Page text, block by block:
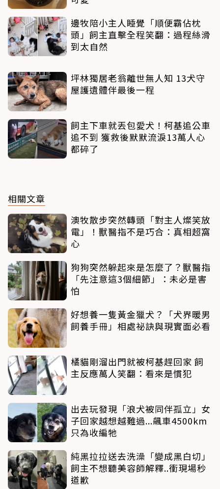
邊牧陪小主人睡覺「順便霸佔枕
頭」飼主直擊全程笑翻：過程絲滑
到太自然
坪林獨居老翁離世無人知 13犬守
屋護遺體伴最後一程
飼主下車就丟包愛犬！柯基追公車
追不到 獲救後默默流淚13萬人心
都碎了
相關文章
澳牧散步突然轉頭「對主人燦笑放
電」！獸醫指不是巧合：真相超窩
心
狗狗突然躲起來是怎麼了？獸醫指
「先注意這3個細節」：未必是害
怕
好想養一隻黃金獵犬？「犬界暖男
飼養手冊」相處祕訣與現實面必看
橘貓剛溜出門就被柯基趕回家 飼
主反應萬人笑翻：看來是慣犯
出去玩發現「浪犬被同伴孤立」女
子回家越想越難過...飆車4500km
只為收編牠
純黑拉拉送去洗澡「變成黑白切」
飼主不想聽美容師解釋..衝現場秒
道歉